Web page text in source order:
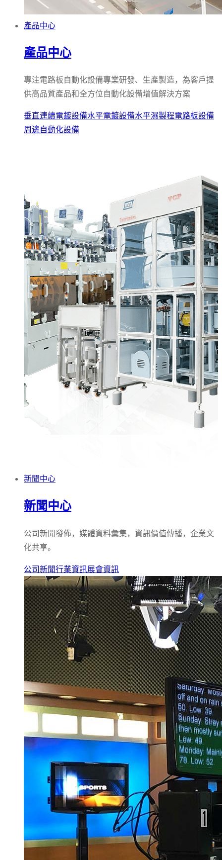
產品中心
產品中心
專注電路板自動化設備專業研發、生產製造，為客戶提
供高品質產品和全方位自動化設備增值解決方案
垂直連續電鍍設備水平電鍍設備水平濕製程電路板設備
周邊自動化設備
新聞中心
新聞中心
公司新聞發佈，媒體資料彙集，資訊價值傳播，企業文
化共享。
公司新聞行業資訊展會資訊